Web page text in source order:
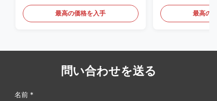
最高の価格を入手 最高の
問い合わせを送る
名前 *